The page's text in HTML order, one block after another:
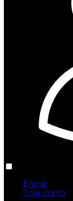
Entrar
Criar conta